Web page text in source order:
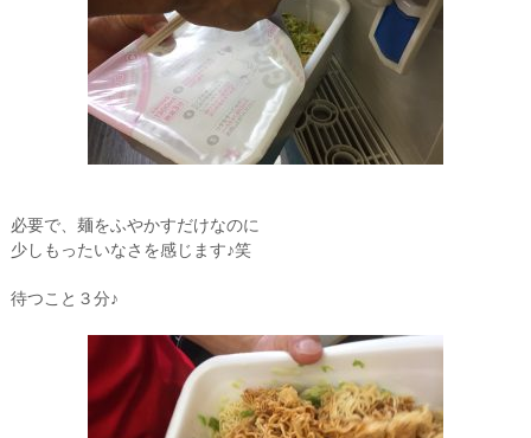
必要で、麺をふやかすだけなのに
少しもったいなさを感じます♪笑
待つこと３分♪